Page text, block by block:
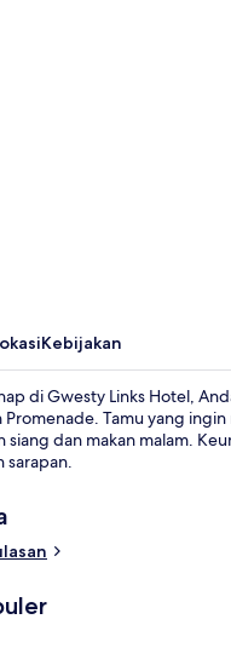
Kebijakan
di Gwesty Links Hotel,
Promenade. Tamu yang
siang dan makan malam.
sarapan.